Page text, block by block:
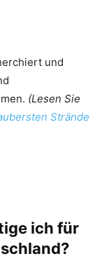
und
(Lesen Sie
Strände
ich für